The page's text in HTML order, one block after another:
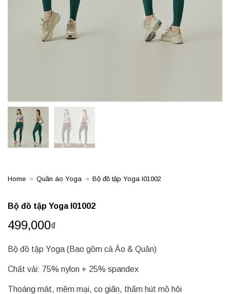
Home Quần áo Yoga Bộ đồ tập Yoga I01002
Bộ đồ tập Yoga I01002
499,000₫
Bộ đồ tập Yoga (Bao gồm cả Áo & Quần)
Chất vải: 75% nylon + 25% spandex
Thoáng mát, mềm mại, co giãn, thấm hút mồ hôi